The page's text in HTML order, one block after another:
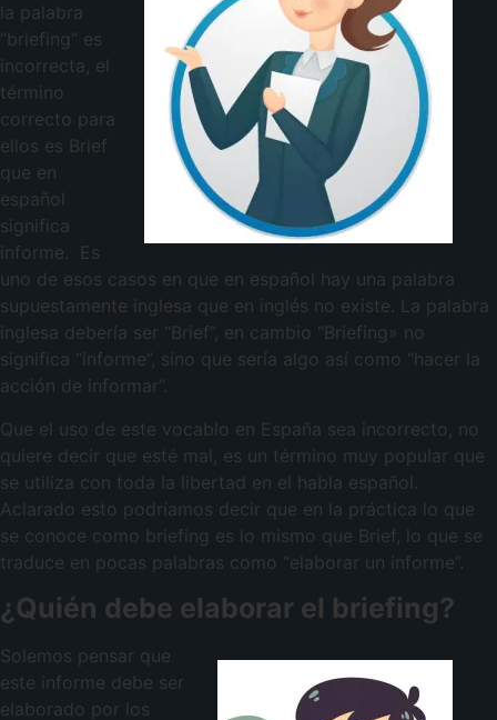
la palabra
“briefing” es
incorrecta, el
término
correcto para
ellos es Brief
que en
español
significa
informe. Es
uno de esos casos en que en español hay una palabra
supuestamente inglesa que en inglés no existe. La palabra
inglesa debería ser “Brief”, en cambio “Briefing» no
significa “informe”, sino que sería algo así como “hacer la
acción de informar”.
Que el uso de este vocablo en España sea incorrecto, no
quiere decir que esté mal, es un término muy popular que
se utiliza con toda la libertad en el habla español.
Aclarado esto podríamos decir que en la práctica lo que
se conoce como briefing es lo mismo que Brief, lo que se
traduce en pocas palabras como “elaborar un informe”.
¿Quién debe elaborar el briefing?
Solemos pensar que
este informe debe ser
elaborado por los